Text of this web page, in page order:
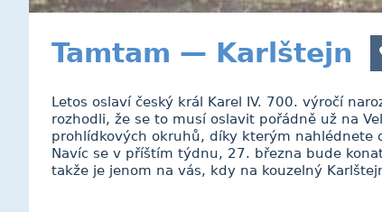
Tamtam — Karlštejn
Letos oslaví český král Karel IV. 700. výročí
rozhodli, že se to musí oslavit pořádně už na
prohlídkových okruhů, díky kterým nahlédnete
Navíc se v příštím týdnu, 27. března bude
takže je jenom na vás, kdy na kouzelný